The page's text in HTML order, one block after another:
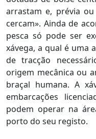
arrastam e, prévia
cercam». Ainda de
pesca só pode ser
xávega, a qual é uma
de tracção
origem mecânica ou
braçal humana. A
embarcações
podem operar na
porto do seu registo.